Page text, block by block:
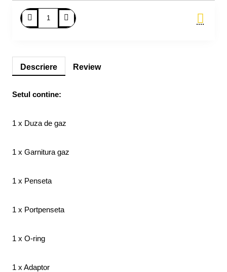
Descriere Review
Setul contine:
1 x Duza de gaz
1 x Garnitura gaz
1 x Penseta
1 x Portpenseta
1 x O-ring
1 x Adaptor